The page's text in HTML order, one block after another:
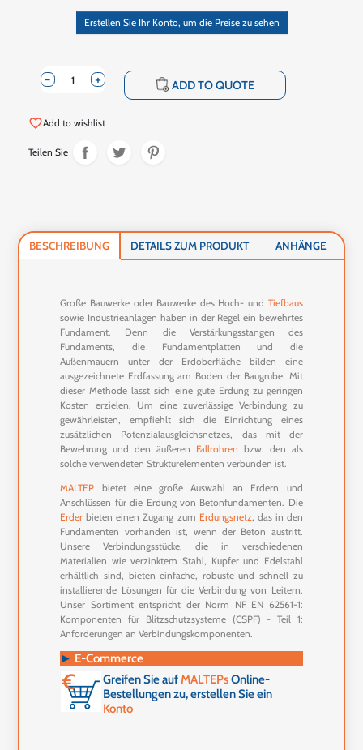
Erstellen Sie Ihr Konto, um die Preise zu sehen
+
- shopping_cart ADD TO QUOTE
favorite_borderAdd to wishlist
Teilen Sie
BESCHREIBUNG DETAILS ZUM PRODUKT ANHÄNGE
Große Bauwerke oder Bauwerke des Hoch- und Tiefbaus
sowie Industrieanlagen haben in der Regel ein bewehrtes
Fundament. Denn die Verstärkungsstangen des
Fundaments, die Fundamentplatten und die
Außenmauern unter der Erdoberfläche bilden eine
ausgezeichnete Erdfassung am Boden der Baugrube. Mit
dieser Methode lässt sich eine gute Erdung zu geringen
Kosten erzielen. Um eine zuverlässige Verbindung zu
gewährleisten, empfiehlt sich die Einrichtung eines
zusätzlichen Potenzialausgleichsnetzes, das mit der
Bewehrung und den äußeren Fallrohren bzw. den als
solche verwendeten Strukturelementen verbunden ist.
MALTEP bietet eine große Auswahl an Erdern und
Anschlüssen für die Erdung von Betonfundamenten. Die
Erder bieten einen Zugang zum Erdungsnetz, das in den
Fundamenten vorhanden ist, wenn der Beton austritt.
Unsere Verbindungsstücke, die in verschiedenen
Materialien wie verzinktem Stahl, Kupfer und Edelstahl
erhältlich sind, bieten einfache, robuste und schnell zu
installierende Lösungen für die Verbindung von Leitern.
Unser Sortiment entspricht der Norm NF EN 62561-1:
Komponenten für Blitzschutzsysteme (CSPF) - Teil 1:
Anforderungen an Verbindungskomponenten.
► E-Commerce
Greifen Sie aufMALTEPsOnline-
Bestellungen zu, erstellen Sie ein
Konto